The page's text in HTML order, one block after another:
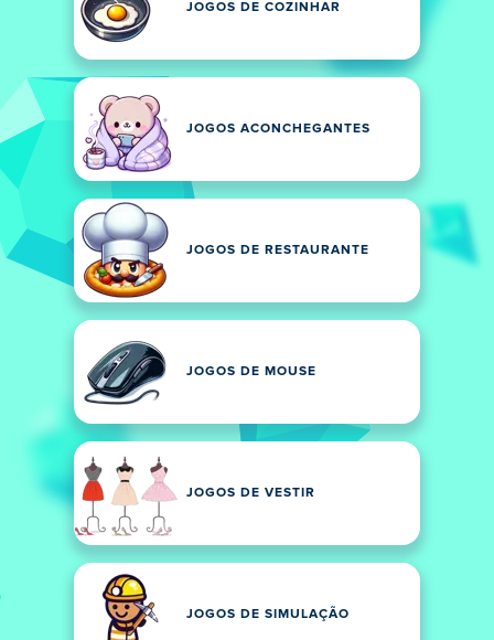
JOGOS DE COZINHAR
JOGOS ACONCHEGANTES
JOGOS DE RESTAURANTE
JOGOS DE MOUSE
JOGOS DE VESTIR
JOGOS DE SIMULAÇÃO